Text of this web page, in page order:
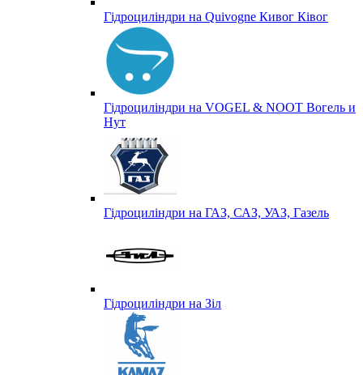
Гідроциліндри на Quivogne Кивог Ківог
Гідроциліндри на VOGEL & NOOT Вогель и
Нут
Гідроциліндри на ГАЗ, САЗ, УАЗ, Газель
Гідроциліндри на Зіл